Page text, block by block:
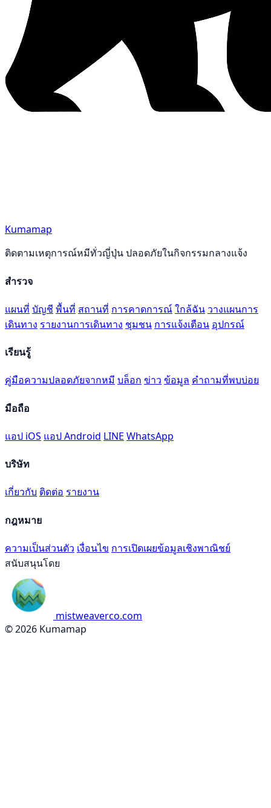
Kumamap
ติดตามเหตุการณ์หมีทั่วญี่ปุ่น ปลอดภัยในกิจกรรมกลางแจ้ง
สำรวจ
แผนที่ บัญชี พื้นที่ สถานที่ การคาดการณ์ใกล้ฉัน วางแผนการ
เดินทาง รายงานการเดินทาง ชุมชน การแจ้งเตือน อุปกรณ์
เรียนรู้
คู่มือความปลอดภัยจากหมี บล็อก ข่าว ข้อมูล คำถามที่พบบ่อย
มือถือ
แอป iOS แอป Android LINE WhatsApp
บริษัท
เกี่ยวกับ ติดต่อ รายงาน
กฎหมาย
ความเป็นส่วนตัว เงื่อนไข การเปิดเผยข้อมูลเชิงพาณิชย์
สนับสนุนโดย
mistweaverco.com
© 2026 Kumamap